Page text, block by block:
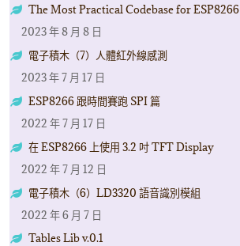
The Most Practical Codebase for ESP8266
2023 年 8 月 8 日
電子積木（7）人體紅外線感測
2023 年 7 月 17 日
ESP8266 跟時間賽跑 SPI 篇
2022 年 7 月 17 日
在 ESP8266 上使用 3.2 吋 TFT Display
2022 年 7 月 12 日
電子積木（6）LD3320 語音識別模組
2022 年 6 月 7 日
Tables Lib v.0.1